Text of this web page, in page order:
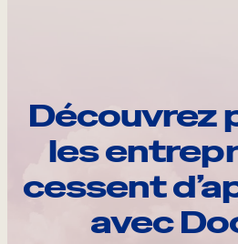
Découvrez
les
cessent
avec